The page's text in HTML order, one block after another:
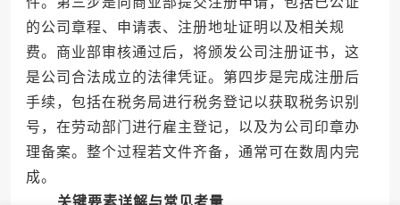
的公司章程、申请表、注册地址证明以及相关规
费。商业部审核通过后，将颁发公司注册证书，这
是公司合法成立的法律凭证。第四步是完成注册后
手续，包括在税务局进行税务登记以获取税务识别
号，在劳动部门进行雇主登记，以及为公司印章办
理备案。整个过程若文件齐备，通常可在数周内完
成。
关键要素详解与常见考量